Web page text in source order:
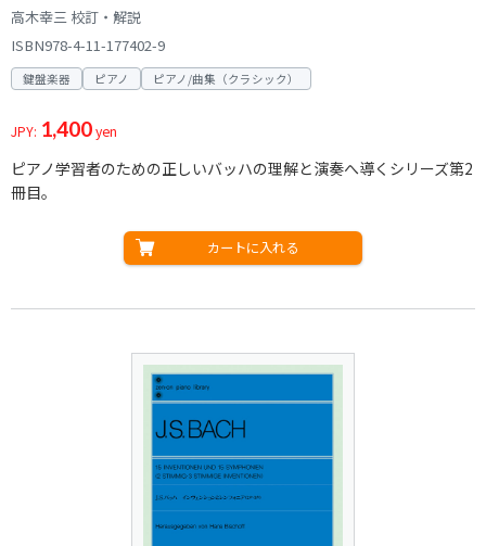
高木幸三 校訂・解説
ISBN978-4-11-177402-9
鍵盤楽器 ピアノ ピアノ/曲集（クラシック）
JPY: 1,400yen
ピアノ学習者のための正しいバッハの理解と演奏へ導くシリーズ第2
冊目。
カートに入れる